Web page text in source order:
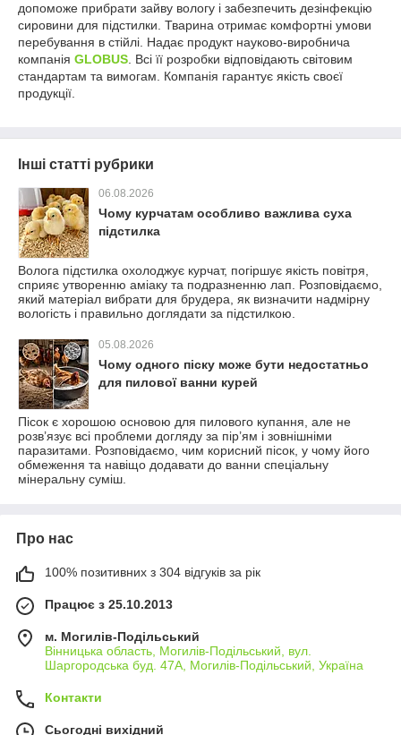
допоможе прибрати зайву вологу і забезпечить дезінфекцію
сировини для підстилки. Тварина отримає комфортні умови
перебування в стійлі. Надає продукт науково-виробнича
компанія GLOBUS . Всі її розробки відповідають світовим
стандартам та вимогам. Компанія гарантує якість своєї
продукції.
Інші статті рубрики
06.08.2026
Чому курчатам особливо важлива суха
підстилка
Волога підстилка охолоджує курчат, погіршує якість повітря,
сприяє утворенню аміаку та подразненню лап. Розповідаємо,
який матеріал вибрати для брудера, як визначити надмірну
вологість і правильно доглядати за підстилкою.
05.08.2026
Чому одного піску може бути недостатньо
для пилової ванни курей
Пісок є хорошою основою для пилового купання, але не
розв’язує всі проблеми догляду за пір’ям і зовнішніми
паразитами. Розповідаємо, чим корисний пісок, у чому його
обмеження та навіщо додавати до ванни спеціальну
мінеральну суміш.
Про нас
100% позитивних з 304 відгуків за рік
Працює з 25.10.2013
м. Могилів-Подільський
Вінницька область, Могилів-Подільський, вул.
Шаргородська буд. 47А, Могилів-Подільський, Україна
Контакти
Сьогодні вихідний